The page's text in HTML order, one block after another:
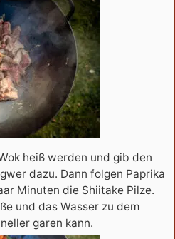
heiß werden und gib den
dazu. Dann folgen Paprika
Minuten die Shiitake Pilze.
und das Wasser zu dem
garen kann.